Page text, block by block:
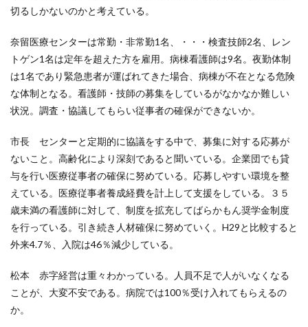
切るしかないのかと考えている。
奈留医療センターは常勤・非常勤1名、・・・検査技師2名、レン
トゲン1名は定年を超えた方を雇用。病棟看護師は9名。夜勤体制
は1名であり緊急患者が運ばれてきた場合、病棟が不在となる危険
な体制となる。看護師・技師の募集をしているがなかなか難しい
状況。調査・協議してもらい従事者の確保ができないか。
市長 センターと定期的に協議をする中で、募集に対する応募が
ないこと。高齢化により深刻であると聞いている。企業団でも貸
与を行い医療従事者の確保に努めている。応募しやすい環境を整
えている。医療従事者養成経費を計上して支援をしている。３５
歳未満の看護師に対して、制度を拡充してばらかもん奨学金制度
を行っている。引き続き人材確保に努めていく。H29と比較すると
外来4.7％、入院は46％減少している。
松本 赤字経営は重々わかっている。人員不足で人がいなくなる
ことが、大変不安である。病院では100％受け入れてもらえるの
か。